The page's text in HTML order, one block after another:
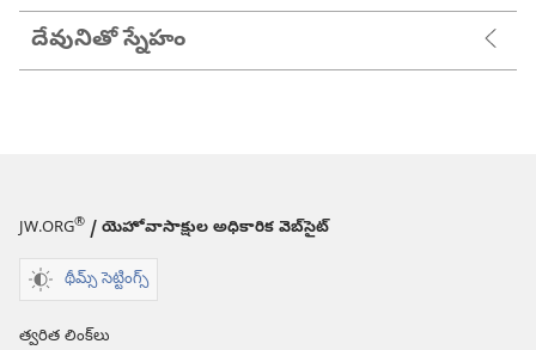
దేవునితో స్నేహం
JW.ORG® / యెహోవాసాక్షుల అధికారిక వెబ్‌సైట్‌
థీమ్స్ సెట్టింగ్స్
త్వరిత లింక్‌లు